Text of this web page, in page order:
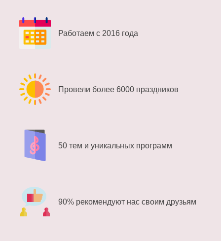
Работаем с 2016 года
Провели более 6000 праздников
50 тем и уникальных программ
90% рекомендуют нас своим друзьям